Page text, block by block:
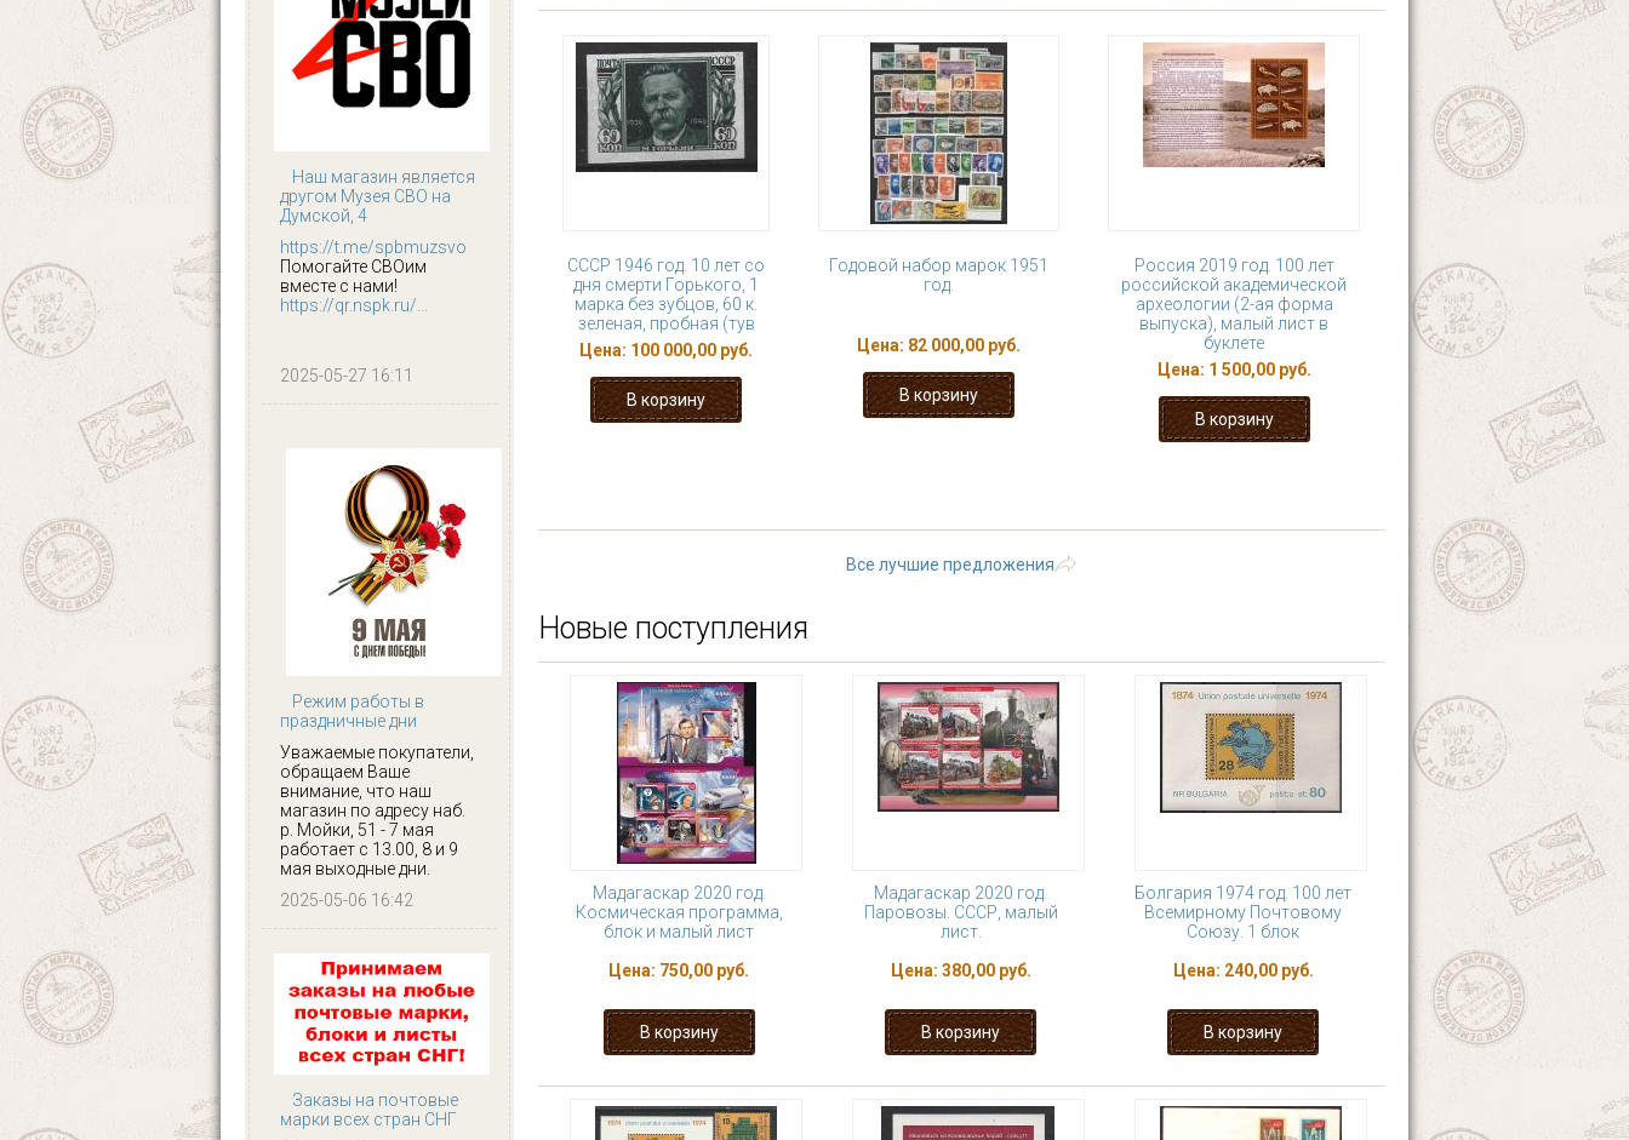
Наш магазин является
другом Музея СВО на
Думской, 4
https://t.me/spbmuzsvo
Помогайте СВОим
вместе с нами!
https://qr.nspk.ru/...
2025-05-27 16:11
Режим работы в
праздничные дни
Уважаемые покупатели,
обращаем Ваше
внимание, что наш
магазин по адресу наб.
р. Мойки, 51 - 7 мая
работает с 13.00, 8 и 9
мая выходные дни.
2025-05-06 16:42
Заказы на почтовые
марки всех стран СНГ
СССР 1946 год. 10 лет со
дня смерти Горького, 1
марка без зубцов, 60 к.
зеленая, пробная (тув
Цена: 100 000,00 руб.
Годовой набор марок 1951
год.
Цена: 82 000,00 руб.
Россия 2019 год. 100 лет
российской академической
археологии (2-ая форма
выпуска), малый лист в
буклете
Цена: 1 500,00 руб.
Все лучшие предложения
Новые поступления
Мадагаскар 2020 год.
Космическая программа,
блок и малый лист
Цена: 750,00 руб.
Мадагаскар 2020 год.
Паровозы. СССР, малый
лист.
Цена: 380,00 руб.
Болгария 1974 год. 100 лет
Всемирному Почтовому
Союзу. 1 блок
Цена: 240,00 руб.